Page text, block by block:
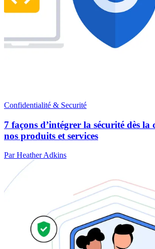
Confidentialité & Securité
7 façons d’intégrer la sécurité dès la
nos produits et services
Par Heather Adkins